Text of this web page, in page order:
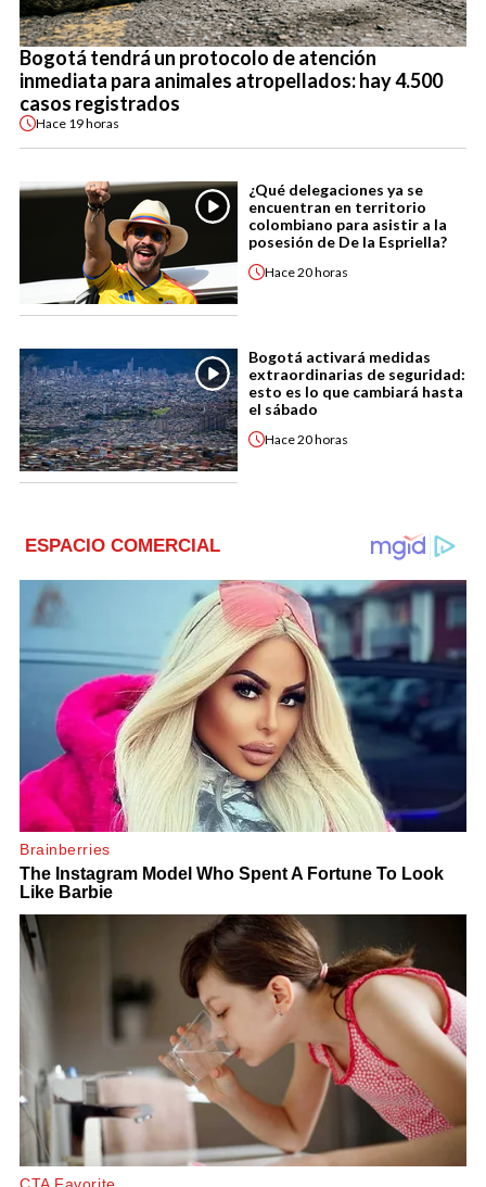
Bogotá tendrá un protocolo de atención
inmediata para animales atropellados: hay 4.500
casos registrados
Hace 19 horas
¿Qué delegaciones ya se
encuentran en territorio
colombiano para asistir a la
posesión de De la Espriella?
Hace20 horas
Bogotá activará medidas
extraordinarias de seguridad:
esto es lo que cambiará hasta
el sábado
Hace20 horas